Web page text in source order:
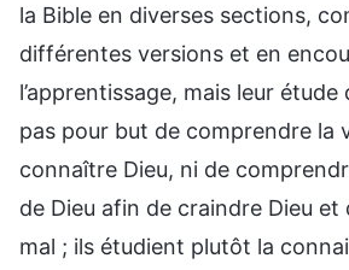
la Bible en diverses sections,
différentes versions et en
l’apprentissage, mais leur étude
pas pour but de comprendre la
connaître Dieu, ni de
de Dieu afin de craindre Dieu et
mal ; ils étudient plutôt la